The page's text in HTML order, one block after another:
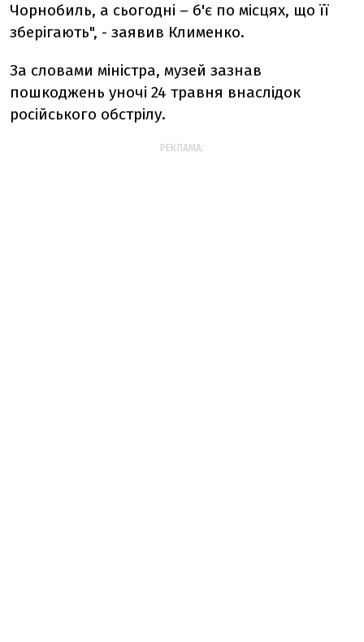
Чорнобиль, а сьогодні – б'є по місцях, що її
зберігають", - заявив Клименко.
За словами міністра, музей зазнав
пошкоджень уночі 24 травня внаслідок
російського обстрілу.
РЕКЛАМА: